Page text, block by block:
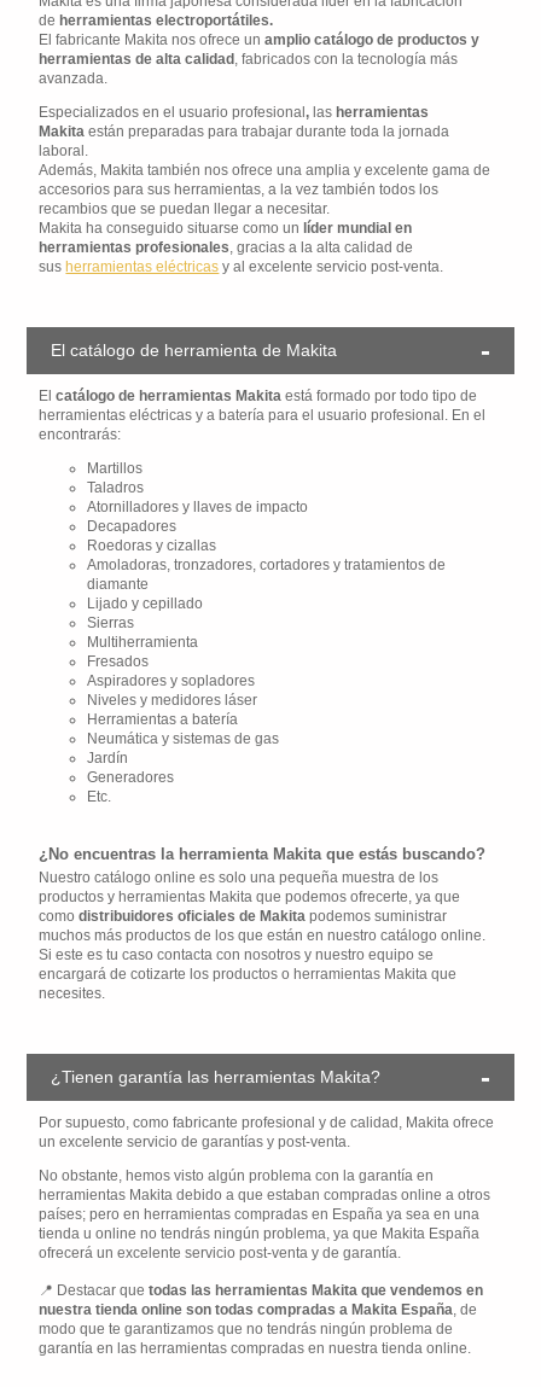
de herramientas electroportátiles.
El fabricante Makita nos ofrece unamplio catálogo de productos y
herramientas de alta calidad , fabricados con la tecnología más
avanzada.
Especializados en el usuario profesional, las herramientas
Makita están preparadas para trabajar durante toda la jornada
laboral.
Además, Makita también nos ofrece una amplia y excelente gama de
accesorios para sus herramientas, a la vez también todos los
recambios que se puedan llegar a necesitar.
Makita ha conseguido situarse como un líder mundial en
herramientas profesionales, gracias a la alta calidad de
sus herramientas eléctricas y al excelente servicio post-venta.
El catálogo de herramienta de Makita
Elcatálogo de herramientas Makita está formado por todo tipo de
herramientas eléctricas y a batería para el usuario profesional. En el
encontrarás:
Martillos
Taladros
Atornilladores y llaves de impacto
Decapadores
Roedoras y cizallas
Amoladoras, tronzadores, cortadores y tratamientos de
diamante
Lijado y cepillado
Sierras
Multiherramienta
Fresados
Aspiradores y sopladores
Niveles y medidores láser
Herramientas a batería
Neumática y sistemas de gas
Jardín
Generadores
Etc.
¿No encuentras la herramienta Makita que estás buscando?
Nuestro catálogo online es solo una pequeña muestra de los
productos y herramientas Makita que podemos ofrecerte, ya que
comodistribuidores oficiales de Makitapodemos suministrar
muchos más productos de los que están en nuestro catálogo online.
Si este es tu caso contacta con nosotros y nuestro equipo se
encargará de cotizarte los productos o herramientas Makita que
necesites.
¿Tienen garantía las herramientas Makita?
Por supuesto, como fabricante profesional y de calidad, Makita ofrece
un excelente servicio de garantías y post-venta.
No obstante, hemos visto algún problema con la garantía en
herramientas Makita debido a que estaban compradas online a otros
países; pero en herramientas compradas en España ya sea en una
tienda u online no tendrás ningún problema, ya que Makita España
ofrecerá un excelente servicio post-venta y de garantía.
Destacar quetodas las herramientas Makita que vendemos en
nuestra tienda online son todas compradas a Makita España, de
modo que te garantizamos que no tendrás ningún problema de
garantía en las herramientas compradas en nuestra tienda online.